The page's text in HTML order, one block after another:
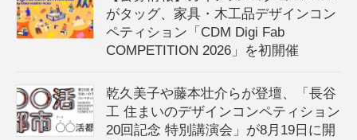
がタッグ、家具・木工品デザインコン
ペティション「CDM Digi Fab
COMPETITION 2026」を初開催
乾久美子や藤本壮介らが登壇、「長谷
工 住まいのデザインコンペティション
20回記念 特別講演会」が8月19日に開